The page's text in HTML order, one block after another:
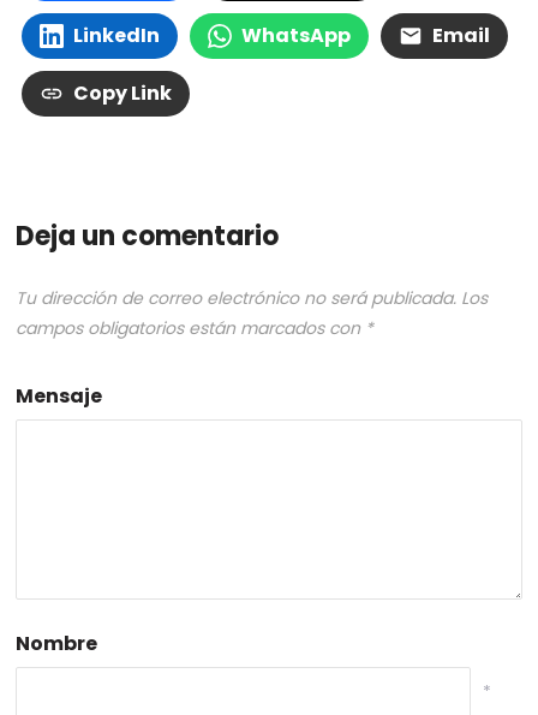
LinkedIn WhatsApp Email
Copy Link
Deja un comentario
Tu dirección de correo electrónico no será publicada. Los
campos obligatorios están marcados con *
Mensaje
Nombre
*